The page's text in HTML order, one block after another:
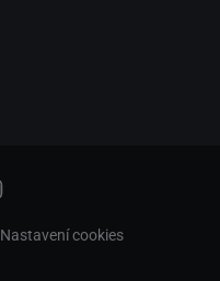
Nastavení cookies